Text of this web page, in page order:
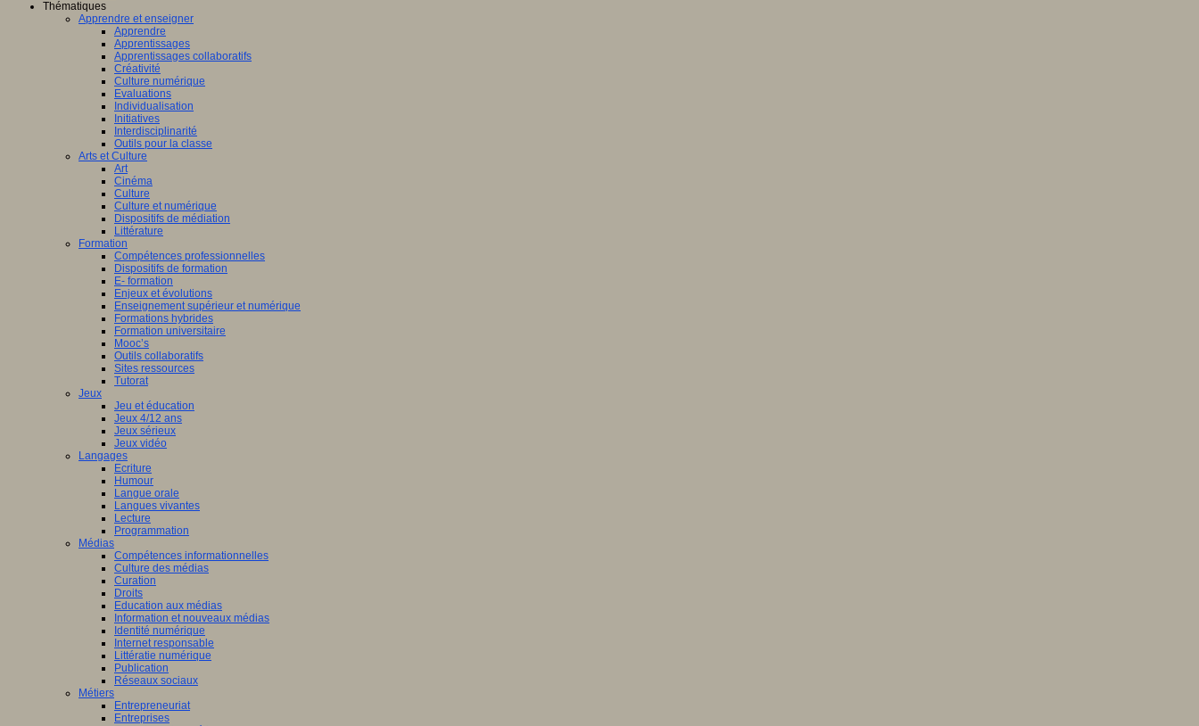
Thématiques
Apprendre et enseigner
Apprendre
Apprentissages
Apprentissages collaboratifs
Créativité
Culture numérique
Evaluations
Individualisation
Initiatives
Interdisciplinarité
Outils pour la classe
Arts et Culture
Art
Cinéma
Culture
Culture et numérique
Dispositifs de médiation
Littérature
Formation
Compétences professionnelles
Dispositifs de formation
E- formation
Enjeux et évolutions
Enseignement supérieur et numérique
Formations hybrides
Formation universitaire
Mooc’s
Outils collaboratifs
Sites ressources
Tutorat
Jeux
Jeu et éducation
Jeux 4/12 ans
Jeux sérieux
Jeux vidéo
Langages
Ecriture
Humour
Langue orale
Langues vivantes
Lecture
Programmation
Médias
Compétences informationnelles
Culture des médias
Curation
Droits
Education aux médias
Information et nouveaux médias
Identité numérique
Internet responsable
Littératie numérique
Publication
Réseaux sociaux
Métiers
Entrepreneuriat
Entreprises